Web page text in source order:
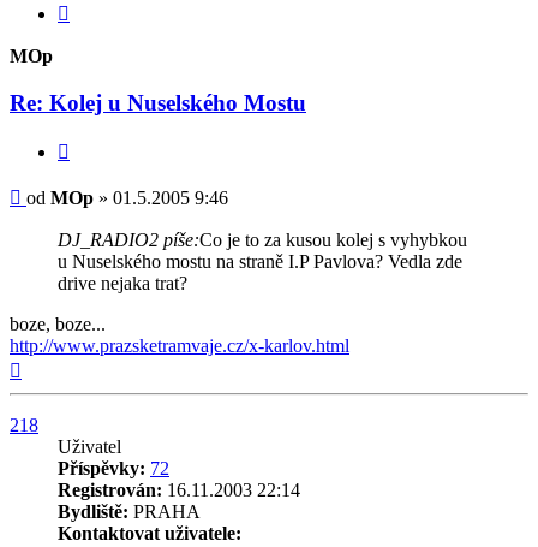
MOp
Re: Kolej u Nuselského Mostu
Příspěvek
od MOp » 01.5.2005 9:46
DJ_RADIO2 píše:Co je to za kusou kolej s vyhybkou
u Nuselského mostu na straně I.P Pavlova? Vedla zde
drive nejaka trat?
boze, boze...
http://www.prazsketramvaje.cz/x-karlov.html
218
Uživatel
Příspěvky: 72
Registrován: 16.11.2003 22:14
Bydliště: PRAHA
Kontaktovat uživatele: